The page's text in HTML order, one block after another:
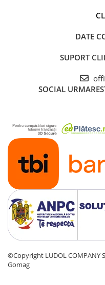
DATE
SUPORT
SOCIAL
©Copyright LUDOL COMPANY
Gomag